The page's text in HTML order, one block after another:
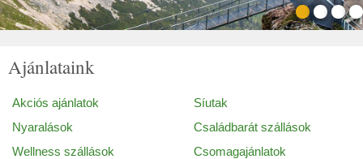
Ajánlataink
Akciós ajánlatok
Síutak
Nyaralások
Családbarát szállások
Wellness szállások
Csomagajánlatok